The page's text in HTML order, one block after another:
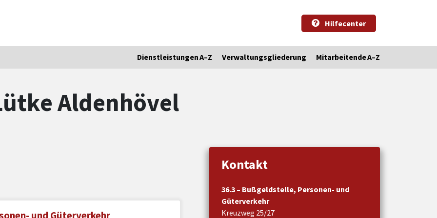
Hilfecenter
Dienstleistungen A–Z Verwaltungsgliederung Mitarbeitende A–Z
Aldenhövel
und Güterverkehr
Kontakt
36.3 – Bußgeldstelle, Personen- und
Güterverkehr
Kreuzweg 25/27